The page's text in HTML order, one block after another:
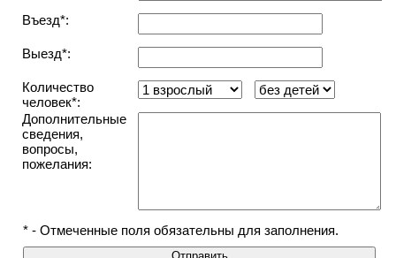
Въезд*:
Выезд*:
Количество
человек*:
Дополнительные
сведения,
вопросы,
пожелания:
* - Отмеченные поля обязательны для заполнения.